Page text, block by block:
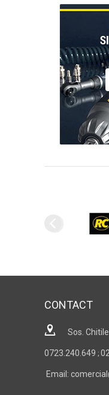
CONTACT
Sos.
0723.240.649 ;
Email: